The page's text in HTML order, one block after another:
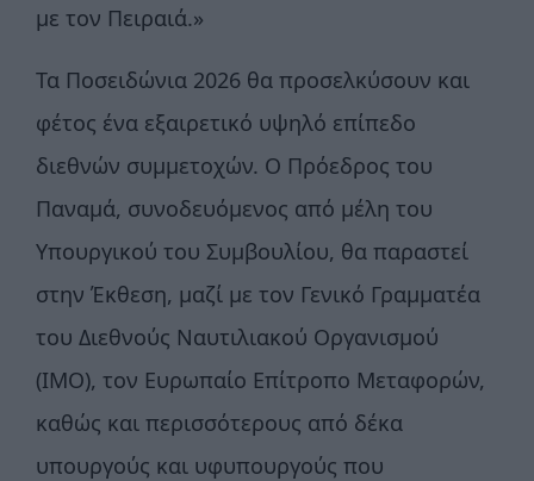
με τον Πειραιά.»
Τα Ποσειδώνια 2026 θα προσελκύσουν και
φέτος ένα εξαιρετικό υψηλό επίπεδο
διεθνών συμμετοχών. Ο Πρόεδρος του
Παναμά, συνοδευόμενος από μέλη του
Υπουργικού του Συμβουλίου, θα παραστεί
στην Έκθεση, μαζί με τον Γενικό Γραμματέα
του Διεθνούς Ναυτιλιακού Οργανισμού
(IMO), τον Ευρωπαίο Επίτροπο Μεταφορών,
καθώς και περισσότερους από δέκα
υπουργούς και υφυπουργούς που